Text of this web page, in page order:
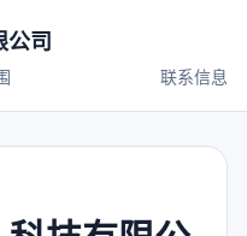
公司
联系信息